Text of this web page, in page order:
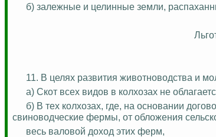
б) залежные и целинные земли,
11. В целях развития животноводства и
а) Скот всех видов в колхозах не
б) В тех колхозах, где, на основании
свиноводческие фермы, от обложения
весь валовой доход этих ферм,